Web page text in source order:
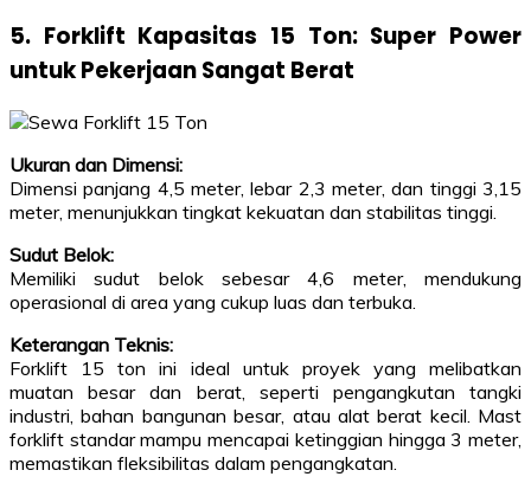
5. Forklift Kapasitas 15 Ton: Super Power
untuk Pekerjaan Sangat Berat
Ukuran dan Dimensi:
Dimensi panjang 4,5 meter, lebar 2,3 meter, dan tinggi 3,15
meter, menunjukkan tingkat kekuatan dan stabilitas tinggi.
Sudut Belok:
Memiliki sudut belok sebesar 4,6 meter, mendukung
operasional di area yang cukup luas dan terbuka.
Keterangan Teknis:
Forklift 15 ton ini ideal untuk proyek yang melibatkan
muatan besar dan berat, seperti pengangkutan tangki
industri, bahan bangunan besar, atau alat berat kecil. Mast
forklift standar mampu mencapai ketinggian hingga 3 meter,
memastikan fleksibilitas dalam pengangkatan.